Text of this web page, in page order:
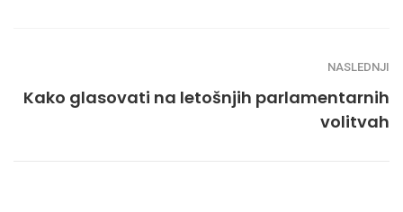
NASLEDNJI
Kako glasovati na letošnjih parlamentarnih
volitvah